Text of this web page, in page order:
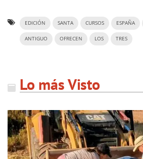
EDICIÓN SANTA CURSOS ESPAÑA
ANTIGUO OFRECEN LOS TRES
Lo más Visto